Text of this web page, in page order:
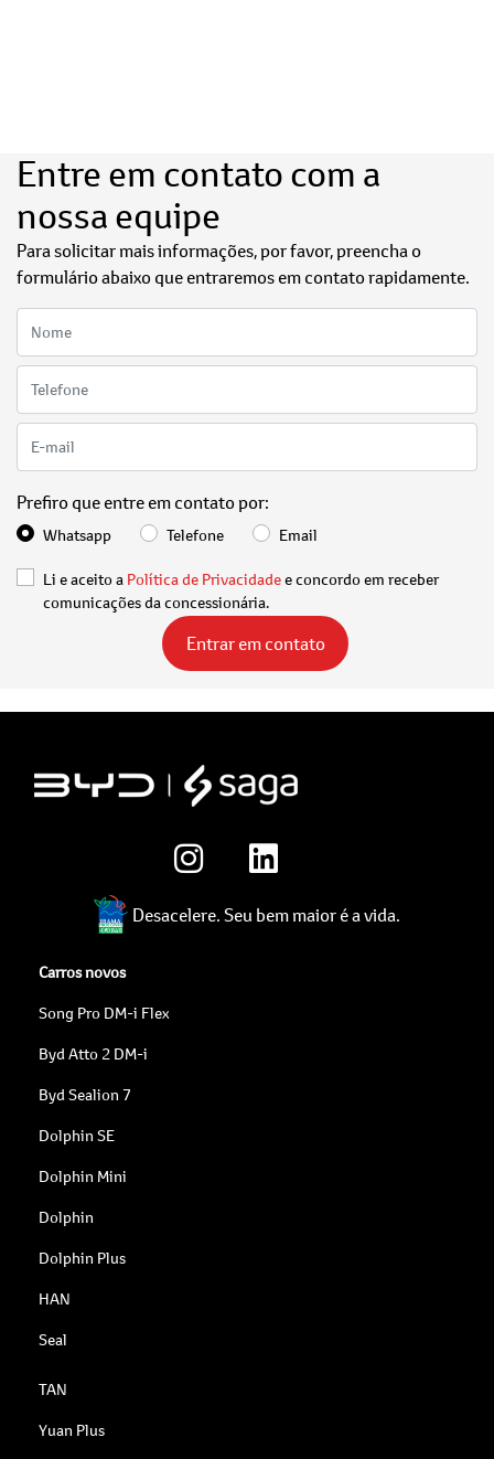
Entre em contato com a
nossa equipe
Para solicitar mais informações, por favor, preencha o
formulário abaixo que entraremos em contato rapidamente.
Prefiro que entre em contato por:
Whatsapp Telefone Email
Li e aceito a Política de Privacidadee concordo em receber
comunicações da concessionária.
Entrar em contato
Desacelere. Seu bem maior é a vida.
Carros novos
Song Pro DM-i Flex
Byd Atto 2 DM-i
Byd Sealion 7
Dolphin SE
Dolphin Mini
Dolphin
Dolphin Plus
HAN
Seal
TAN
Yuan Plus